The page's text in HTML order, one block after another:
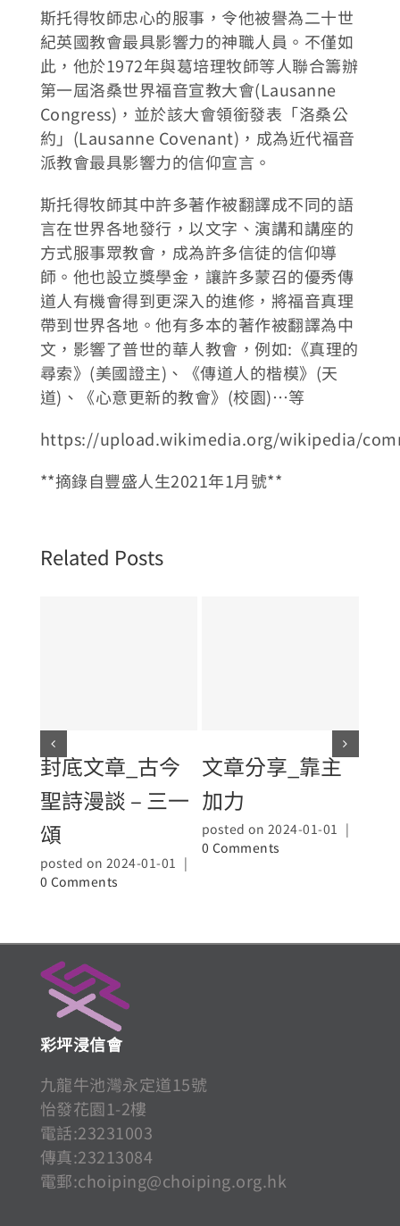
斯托得牧師忠心的服事，令他被譽為二十世
紀英國教會最具影響力的神職人員。不僅如
此，他於1972年與葛培理牧師等人聯合籌辦
第一屆洛桑世界福音宣教大會(Lausanne
Congress)，並於該大會領銜發表「洛桑公
約」(Lausanne Covenant)，成為近代福音
派教會最具影響力的信仰宣言。
斯托得牧師其中許多著作被翻譯成不同的語
言在世界各地發行，以文字、演講和講座的
方式服事眾教會，成為許多信徒的信仰導
師。他也設立獎學金，讓許多蒙召的優秀傳
道人有機會得到更深入的進修，將福音真理
帶到世界各地。他有多本的著作被翻譯為中
文，影響了普世的華人教會，例如:《真理的
尋索》(美國證主)、《傳道人的楷模》(天
道)、《心意更新的教會》(校園)…等
https://upload.wikimedia.org/wikipedia/
**摘錄自豐盛人生2021年1月號**
Related Posts
封底文章_古今
聖詩漫談 – 三一
頌
posted on 2024-01-01 |
0 Comments
文章分享_靠主
加力
posted on 2024-01-01 |
0 Comments
彩坪浸信會
九龍牛池灣永定道15號
怡發花園1-2樓
電話:23231003
傳真:23213084
電郵:choiping@choiping.org.hk